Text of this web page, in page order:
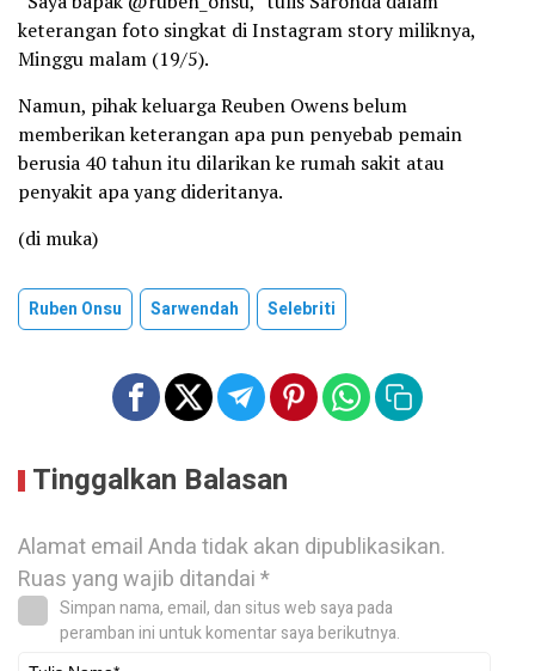
keterangan foto singkat di Instagram story miliknya,
Minggu malam (19/5).
Namun, pihak keluarga Reuben Owens belum
memberikan keterangan apa pun penyebab pemain
berusia 40 tahun itu dilarikan ke rumah sakit atau
penyakit apa yang dideritanya.
(di muka)
Ruben Onsu Sarwendah Selebriti
Tinggalkan Balasan
Alamat email Anda tidak akan dipublikasikan.
Ruas yang wajib ditandai*
Simpan nama, email, dan situs web saya pada
peramban ini untuk komentar saya berikutnya.